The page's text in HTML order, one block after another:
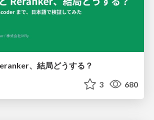
、結局どうする？
3 680